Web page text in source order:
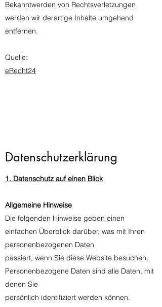
Bekanntwerden von Rechtsverletzungen
werden wir derartige Inhalte umgehend
entfernen.
Quelle:
eRecht24
Datenschutzerklärung
1. Datenschutz auf einen Blick
Allgemeine Hinweise
Die folgenden Hinweise geben einen
einfachen Überblick darüber, was mit Ihren
personenbezogenen Daten
passiert, wenn Sie diese Website besuchen.
Personenbezogene Daten sind alle Daten, mit
denen Sie
persönlich identifiziert werden können.